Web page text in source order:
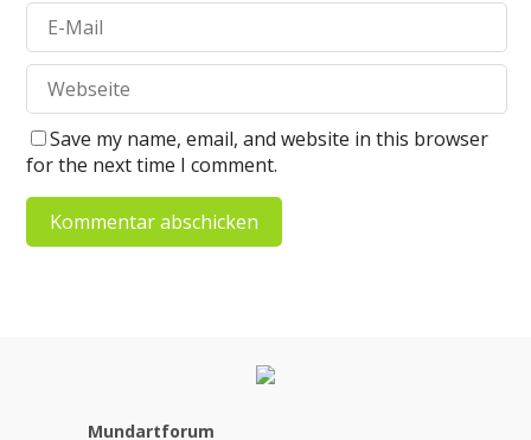
Save my name, email, and website in this browser
for the next time I comment.
Mundartforum